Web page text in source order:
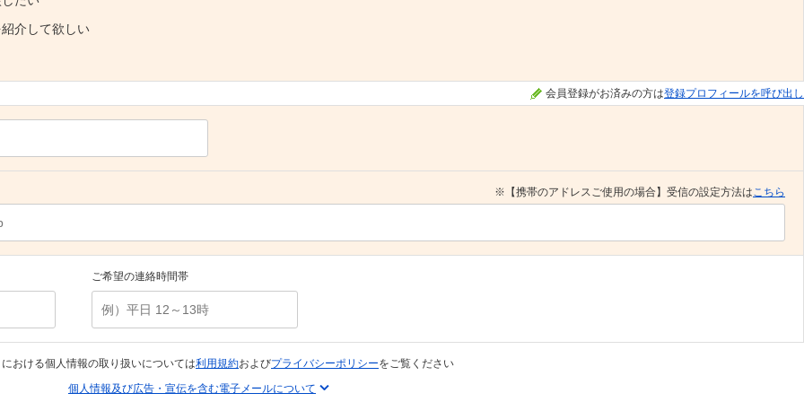
介して欲しい
会員登録がお済みの方は登録プロフィールを呼び出し
※【携帯のアドレスご使用の場合】受信の設定方法は こちら
ご希望の連絡時間帯
おける個人情報の取り扱いについては利用規約およびプライバシーポリシーをご覧ください
個人情報及び広告・宣伝を含む電子メールについて